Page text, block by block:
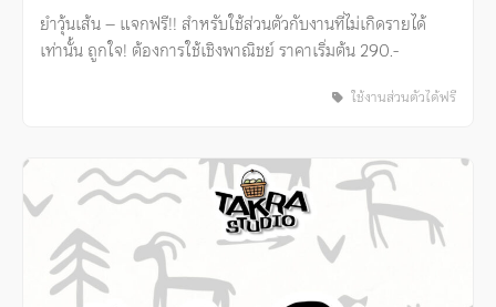
ยำวุ้นเส้น – แจกฟรี!! สำหรับใช้ส่วนตัวกับงานที่ไม่เกิดรายได้
เท่านั้น ถูกใจ! ต้องการใช้เชิงพาณิชย์ ราคาเริ่มต้น 290.-
ใช้งานส่วนตัวได้ฟรี